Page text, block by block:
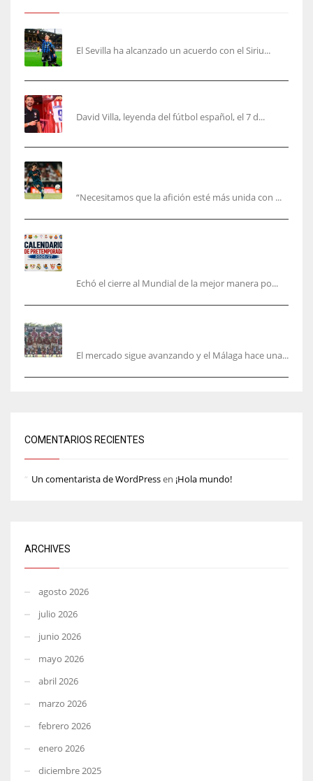
El Sevilla ha alcanzado un acuerdo con el Siriu...
David Villa, leyenda del fútbol español, el 7 d...
“Necesitamos que la afición esté más unida con ...
Echó el cierre al Mundial de la mejor manera po...
El mercado sigue avanzando y el Málaga hace una...
COMENTARIOS RECIENTES
Un comentarista de WordPressen ¡Hola mundo!
ARCHIVES
agosto 2026
julio 2026
junio 2026
mayo 2026
abril 2026
marzo 2026
febrero 2026
enero 2026
diciembre 2025